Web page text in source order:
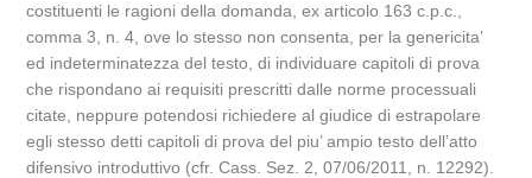
costituenti le ragioni della domanda, ex articolo 163 c.p.c.,
comma 3, n. 4, ove lo stesso non consenta, per la genericita’
ed indeterminatezza del testo, di individuare capitoli di prova
che rispondano ai requisiti prescritti dalle norme processuali
citate, neppure potendosi richiedere al giudice di estrapolare
egli stesso detti capitoli di prova del piu’ ampio testo dell’atto
difensivo introduttivo (cfr. Cass. Sez. 2, 07/06/2011, n. 12292).